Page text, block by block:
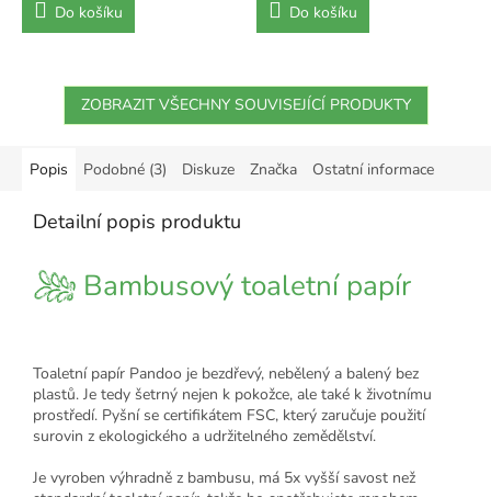
Do košíku Do košíku
ZOBRAZIT VŠECHNY SOUVISEJÍCÍ PRODUKTY
Popis Podobné (3) Diskuze Značka Ostatní informace
Detailní popis produktu
Bambusový toaletní papír
Toaletní papír Pandoo je bezdřevý, nebělený a balený bez
plastů. Je tedy šetrný nejen k pokožce, ale také k životnímu
prostředí. Pyšní se certifikátem FSC, který zaručuje použití
surovin z ekologického a udržitelného zemědělství.
Je vyroben výhradně z bambusu, má 5x vyšší savost než